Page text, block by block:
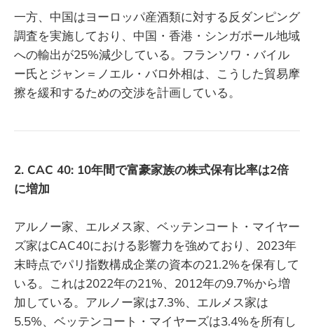
一方、中国はヨーロッパ産酒類に対する反ダンピング
調査を実施しており、中国・香港・シンガポール地域
への輸出が25%減少している。フランソワ・バイル
ー氏とジャン＝ノエル・バロ外相は、こうした貿易摩
擦を緩和するための交渉を計画している。
2. CAC 40: 10年間で富豪家族の株式保有比率は2倍
に増加
アルノー家、エルメス家、ベッテンコート・マイヤー
ズ家はCAC40における影響力を強めており、2023年
末時点でパリ指数構成企業の資本の21.2%を保有して
いる。これは2022年の21%、2012年の9.7%から増
加している。アルノー家は7.3%、エルメス家は
5.5%、ベッテンコート・マイヤーズは3.4%を所有し